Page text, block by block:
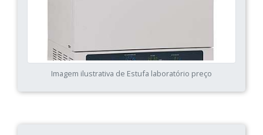
Imagem ilustrativa de Estufa laboratório preço